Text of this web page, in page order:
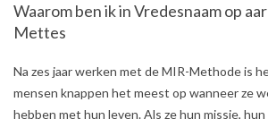
Waarom ben ik in Vredesnaam op
Mettes
2018-
04
Na zes jaar werken met de MIR-Methode is
mensen knappen het meest op wanneer ze
hebben met hun leven. Als ze hun missie,